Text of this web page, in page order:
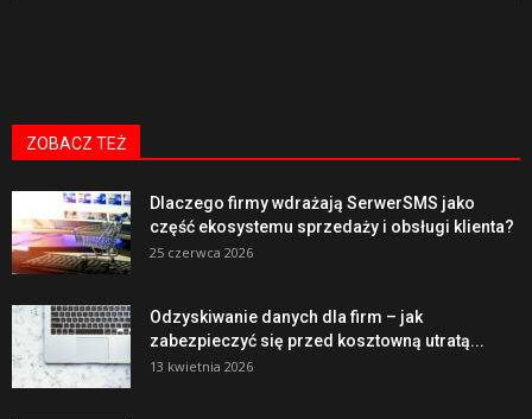
ZOBACZ TEŻ
Dlaczego firmy wdrażają SerwerSMS jako
część ekosystemu sprzedaży i obsługi klienta?
25 czerwca 2026
Odzyskiwanie danych dla firm – jak
zabezpieczyć się przed kosztowną utratą...
13 kwietnia 2026